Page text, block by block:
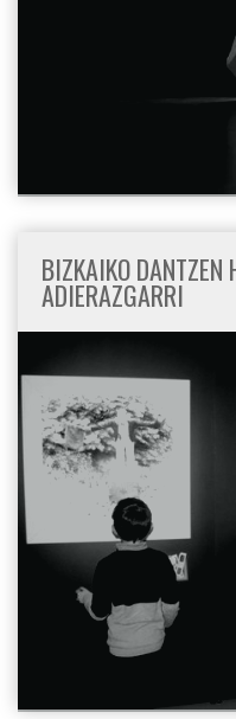
BIZKAIKO
ADIERAZGARRI